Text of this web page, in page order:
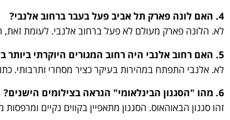
4. האם לונה פארק תל אביב פעל בעבר ברחוב אלנבי?
לא. הלונה פארק מעולם לא פעל ברחוב אלנבי. לעומת זאת,
5. האם רחוב אלנבי היה רחוב המגורים היוקרתי ביותר בעיר?
לא. אלנבי התפתח במהירות בעיקר כציר מסחרי ותרבותי.
6. מהו "הסגנון הבינלאומי" הנראה בצילומים הישנים?
זהו סגנון הבאוהאוס. הסגנון מתאפיין בקווים נקיים